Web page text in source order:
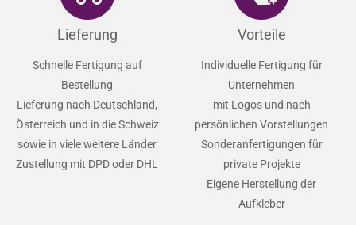
Lieferung
Schnelle Fertigung auf
Bestellung
Lieferung nach Deutschland,
Österreich und in die Schweiz
sowie in viele weitere Länder
Zustellung mit DPD oder DHL
Vorteile
Individuelle Fertigung für
Unternehmen
mit Logos und nach
persönlichen Vorstellungen
Sonderanfertigungen für
private Projekte
Eigene Herstellung der
Aufkleber